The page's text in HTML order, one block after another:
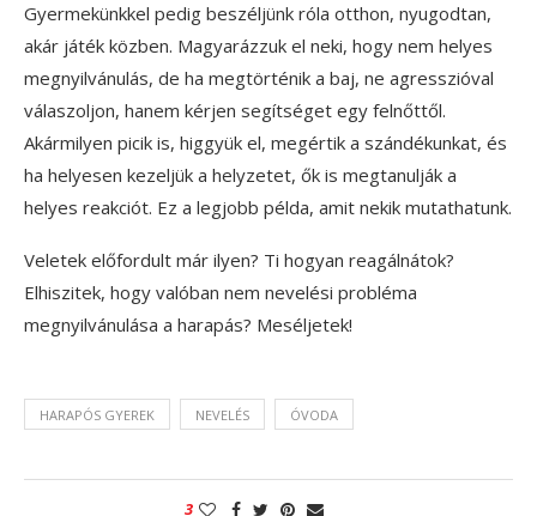
Gyermekünkkel pedig beszéljünk róla otthon, nyugodtan,
akár játék közben. Magyarázzuk el neki, hogy nem helyes
megnyilvánulás, de ha megtörténik a baj, ne agresszióval
válaszoljon, hanem kérjen segítséget egy felnőttől.
Akármilyen picik is, higgyük el, megértik a szándékunkat, és
ha helyesen kezeljük a helyzetet, ők is megtanulják a
helyes reakciót. Ez a legjobb példa, amit nekik mutathatunk.
Veletek előfordult már ilyen? Ti hogyan reagálnátok?
Elhiszitek, hogy valóban nem nevelési probléma
megnyilvánulása a harapás? Meséljetek!
HARAPÓS GYEREK NEVELÉS ÓVODA
3